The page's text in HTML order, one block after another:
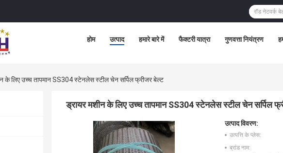
होम उत्पाद हमारे बारे में फैक्टरी यात्रा गुणवत्ता नियंत्रण
के लिए उच्च तापमान SS304 स्टेनलेस स्टील चेन सर्पिल फ्रीजर बेल्ट
ड्रायर मशीन के लिए उच्च तापमान SS304 स्टेनलेस स्टील चेन सर्पिल
उत्पाद विवरण:
उत्पत्ति के प्लेस:
ब्रांड नाम: